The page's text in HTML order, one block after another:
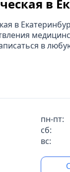
в
в
в
пн-пт:
сб:
вс: